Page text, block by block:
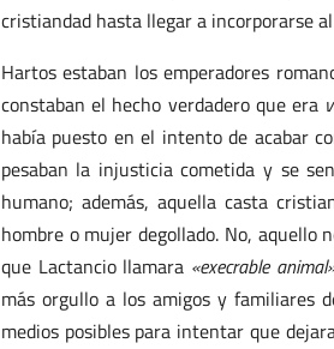
cristiandad hasta llegar a incorporarse
Hartos estaban los emperadores
constaban el hecho verdadero que era
había puesto en el intento de acabar
pesaban la injusticia cometida y se
humano; además, aquella casta
hombre o mujer degollado. No, aquello
que Lactancio llamara «execrable
más orgullo a los amigos y familiares
medios posibles para intentar que